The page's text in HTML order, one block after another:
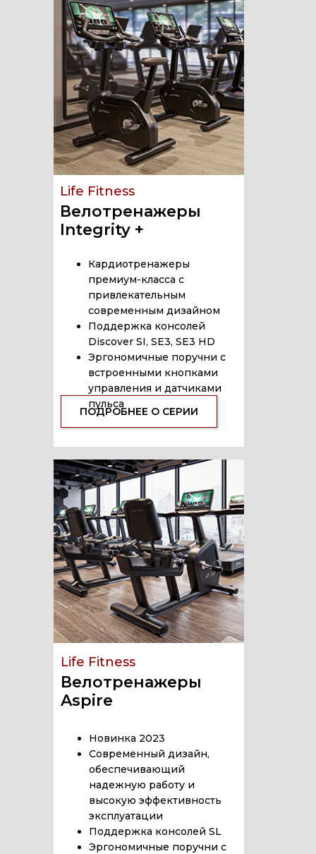
Life Fitness
Велотренажеры
Integrity +
Кардиотренажеры
премиум-класса с
привлекательным
современным дизайном
Поддержка консолей
Discover SI, SE3, SE3 HD
Эргономичные поручни с
встроенными кнопками
управления и датчиками
пульса
ПОДРОБНЕЕ О СЕРИИ
Life Fitness
Велотренажеры
Aspire
Новинка 2023
Современный дизайн,
обеспечивающий
надежную работу и
высокую эффективность
эксплуатации
Поддержка консолей SL
Эргономичные поручни с